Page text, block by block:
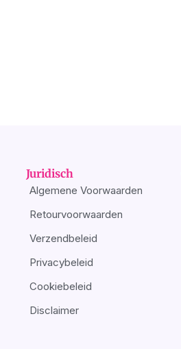
Juridisch
Algemene Voorwaarden
Retourvoorwaarden
Verzendbeleid
Privacybeleid
Cookiebeleid
Disclaimer